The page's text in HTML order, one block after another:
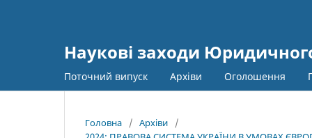
Наукові заходи
Поточний випуск Архіви Оголошення
Головна / Архіви
/